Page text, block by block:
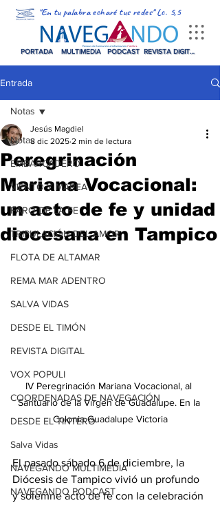
"En tu palabra echaré tus redes" Lc. 5,5
PORTADA MULTIMEDIA PODCAST REVISTA DIGITAL
Entrada
Notas
EMBARCADERO
VIENTO Y MAREA
FARO DE LA FE
TRIPULACIÓN DEL AMOR
FLOTA DE ALTAMAR
REMA MAR ADENTRO
SALVA VIDAS
DESDE EL TIMÓN
REVISTA DIGITAL
VOX POPULI
COORDENADAS DE NAVEGACIÓN
DESDE EL TINTERO
Salva Vidas
NAVEGANDO MULTIMEDIA
NAVEGANDO PODCAST
Notas
Peregrinación
Mariana Vocacional:
un acto de fe y unidad
diocesana en Tampico
Jesús Magdiel
8 dic 2025 2 min de lectura
IV Peregrinación Mariana Vocacional, al
Santuario de la Virgen de Guadalupe. En la
Colonia Guadalupe Victoria
El pasado sábado 6 de diciembre, la
Diócesis de Tampico vivió un profundo
y solemne acto de fe con la celebración